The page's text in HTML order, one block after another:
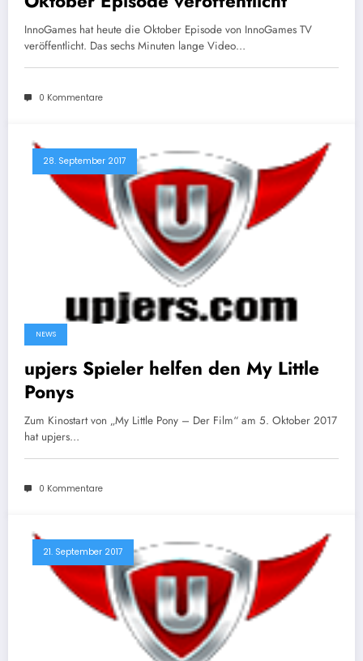
InnoGames hat heute die Oktober Episode von InnoGames TV
veröffentlicht. Das sechs Minuten lange Video…
0 Kommentare
28. September 2017
NEWS
upjers Spieler helfen den My Little
Ponys
Zum Kinostart von „My Little Pony – Der Film“ am 5. Oktober 2017
hat upjers…
0 Kommentare
21. September 2017